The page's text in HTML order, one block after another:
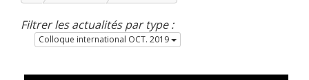
Filtrer les actualités par type :
Colloque international OCT. 2019